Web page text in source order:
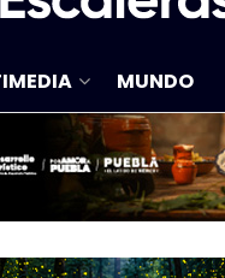
MUNDO